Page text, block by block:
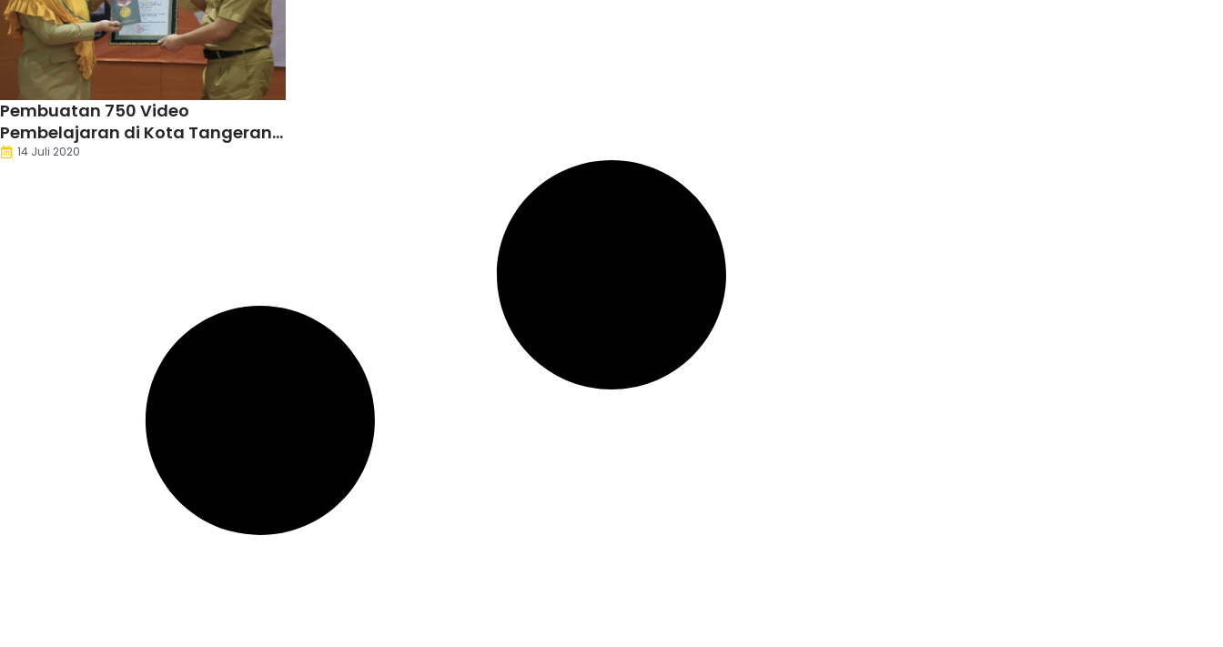
Pembuatan 750 Video
Pembelajaran di Kota Tangerang
Pecahkan Rekor MURI
14 Juli 2020